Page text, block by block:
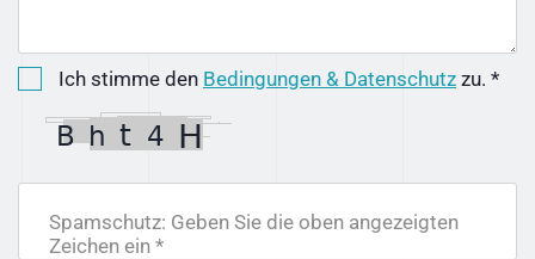
Ich stimme den Bedingungen & Datenschutz zu. *
Spamschutz: Geben Sie die oben angezeigten
Zeichen ein *